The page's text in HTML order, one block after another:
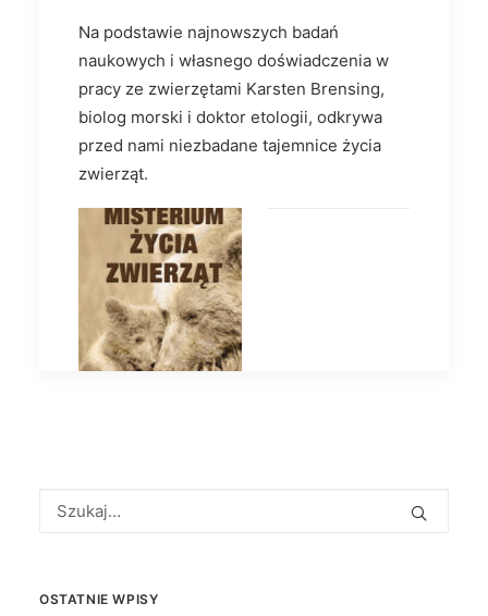
Na podstawie najnowszych badań
naukowych i własnego doświadczenia w
pracy ze zwierzętami Karsten Brensing,
biolog morski i doktor etologii, odkrywa
przed nami niezbadane tajemnice życia
zwierząt.
OSTATNIE WPISY